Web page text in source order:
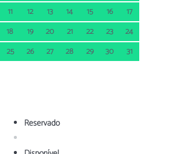
11
12 13 14 15 16
17
18
19 20 21 22 23
24
25
26 27 28 29 30 31
Reservado